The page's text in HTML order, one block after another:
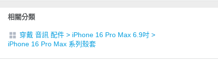
相關分類
穿戴 音訊 配件 > iPhone 16 Pro Max 6.9吋 >
iPhone 16 Pro Max 系列殼套